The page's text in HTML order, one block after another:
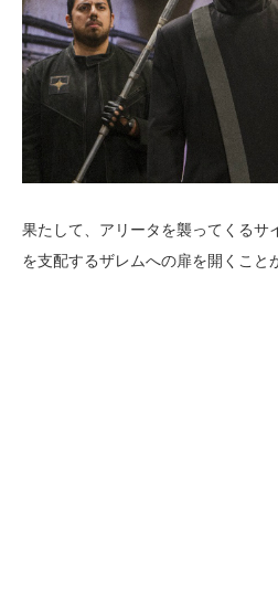
果たして、アリータを襲ってくるサ
を支配するザレムへの扉を開くこと